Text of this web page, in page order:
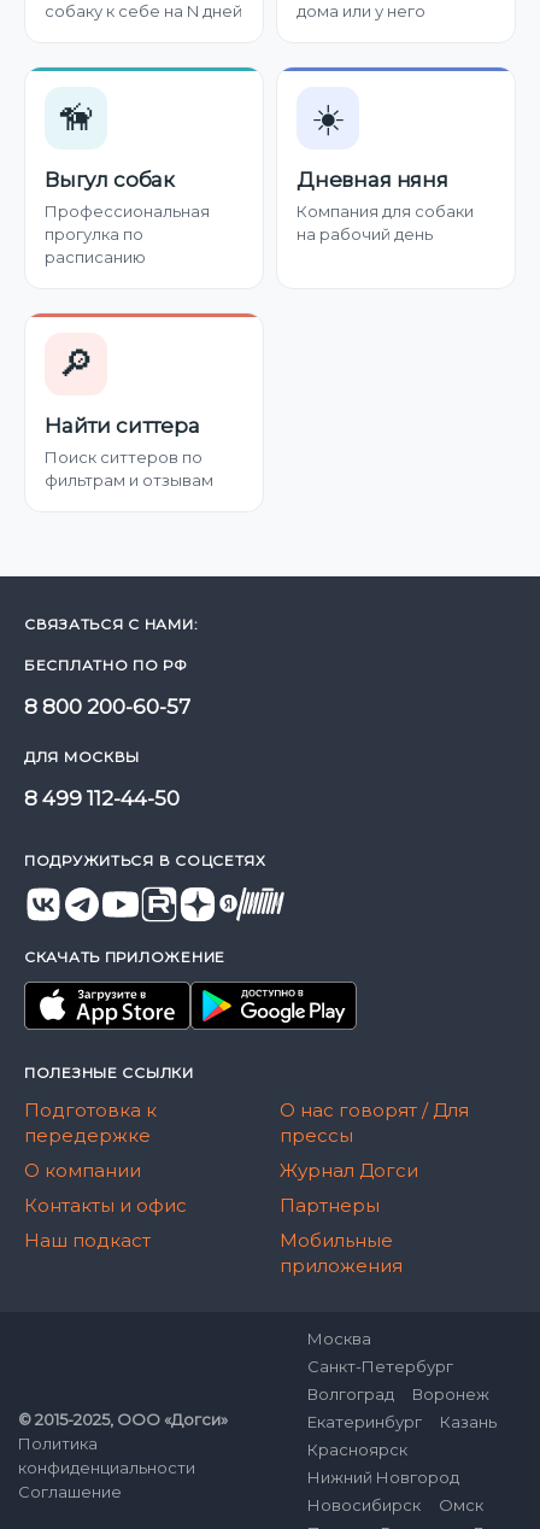
собаку к себе на N дней
дома или у него
🦮
Выгул собак
Профессиональная
прогулка по
расписанию
☀️
Дневная няня
Компания для собаки
на рабочий день
🔎
Найти ситтера
Поиск ситтеров по
фильтрам и отзывам
СВЯЗАТЬСЯ С НАМИ:
БЕСПЛАТНО ПО РФ
8 800 200-60-57
ДЛЯ МОСКВЫ
8 499 112-44-50
ПОДРУЖИТЬСЯ В СОЦСЕТЯХ
СКАЧАТЬ ПРИЛОЖЕНИЕ
ПОЛЕЗНЫЕ ССЫЛКИ
Подготовка к
передержке
О компании
Контакты и офис
Наш подкаст
О нас говорят / Для
прессы
Журнал Догси
Партнеры
Мобильные
приложения
© 2015-2025, ООО «Догси»
Политика
конфиденциальности
Соглашение
Москва
Санкт-Петербург
Волгоград
Воронеж
Екатеринбург
Казань
Красноярск
Нижний Новгород
Новосибирск
Омск